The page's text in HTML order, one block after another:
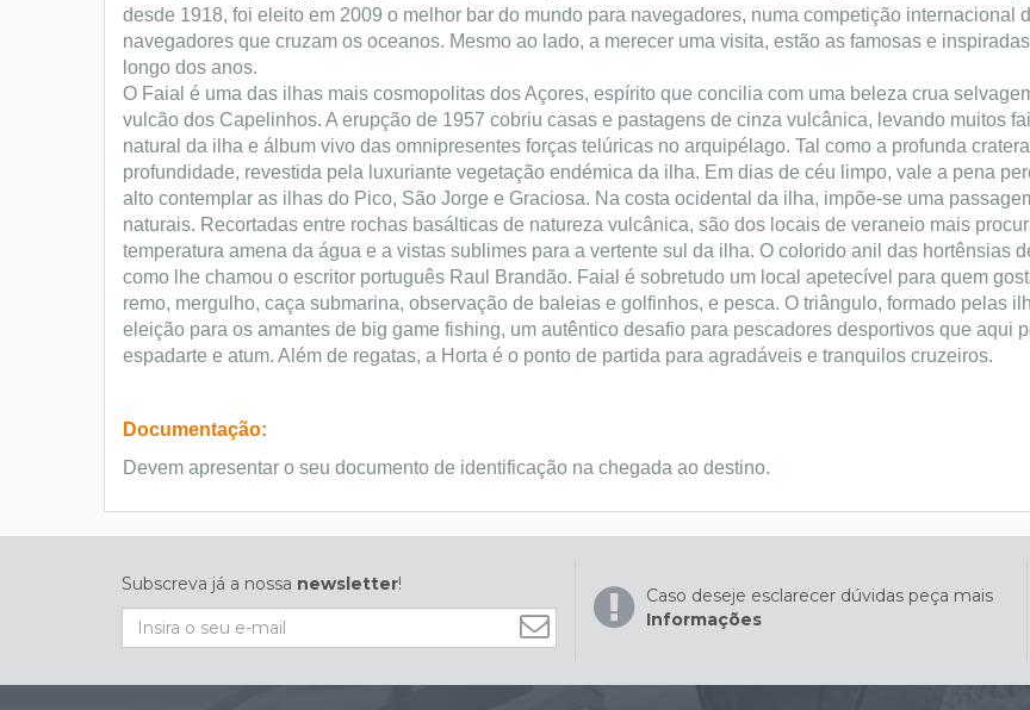
desde 1918, foi eleito em 2009 o melhor bar do mundo para navegadores, numa competição internacional
navegadores que cruzam os oceanos. Mesmo ao lado, a merecer uma visita, estão as famosas e
longo dos anos.
O Faial é uma das ilhas mais cosmopolitas dos Açores, espírito que concilia com uma beleza crua
vulcão dos Capelinhos. A erupção de 1957 cobriu casas e pastagens de cinza vulcânica, levando muitos
natural da ilha e álbum vivo das omnipresentes forças telúricas no arquipélago. Tal como a profunda
profundidade, revestida pela luxuriante vegetação endémica da ilha. Em dias de céu limpo, vale a pena
alto contemplar as ilhas do Pico, São Jorge e Graciosa. Na costa ocidental da ilha, impõe-se uma
naturais. Recortadas entre rochas basálticas de natureza vulcânica, são dos locais de veraneio mais
temperatura amena da água e a vistas sublimes para a vertente sul da ilha. O colorido anil das hortênsias
como lhe chamou o escritor português Raul Brandão. Faial é sobretudo um local apetecível para quem
remo, mergulho, caça submarina, observação de baleias e golfinhos, e pesca. O triângulo, formado pelas
eleição para os amantes de big game fishing, um autêntico desafio para pescadores desportivos que aqui
espadarte e atum. Além de regatas, a Horta é o ponto de partida para agradáveis e tranquilos cruzeiros.
Documentação:
Devem apresentar o seu documento de identificação na chegada ao destino.
Subscreva já a nossa newsletter!
Caso deseje esclarecer dúvidas peça mais
Informações